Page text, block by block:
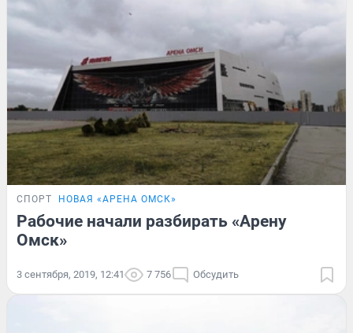
СПОРТ НОВАЯ «АРЕНА ОМСК»
Рабочие начали разбирать «Арену
Омск»
3 сентября, 2019, 12:41 7 756 Обсудить